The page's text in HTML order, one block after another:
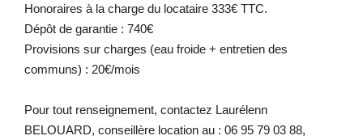
Honoraires à la charge du locataire 333€ TTC.
Dépôt de garantie : 740€
Provisions sur charges (eau froide + entretien des
communs) : 20€/mois
Pour tout renseignement, contactez Laurélenn
BELOUARD, conseillère location au : 06 95 79 03 88,